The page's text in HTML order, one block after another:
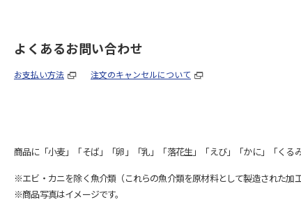
よくあるお問い合わせ
お支払い方法 注文のキャンセルについて
商品に「小麦」「そば」「卵」「乳」「落花生」「えび」「かに」「くる
※エビ・カニを除く魚介類（これらの魚介類を原材料として製造された加
※商品写真はイメージです。